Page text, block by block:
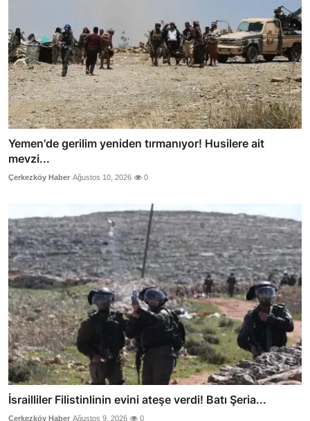
Yemen'de gerilim yeniden tırmanıyor! Husilere ait
mevzi...
Çerkezköy Haber Ağustos 10, 2026 0
İsrailliler Filistinlinin evini ateşe verdi! Batı Şeria...
Çerkezköy Haber Ağustos 9, 2026 0